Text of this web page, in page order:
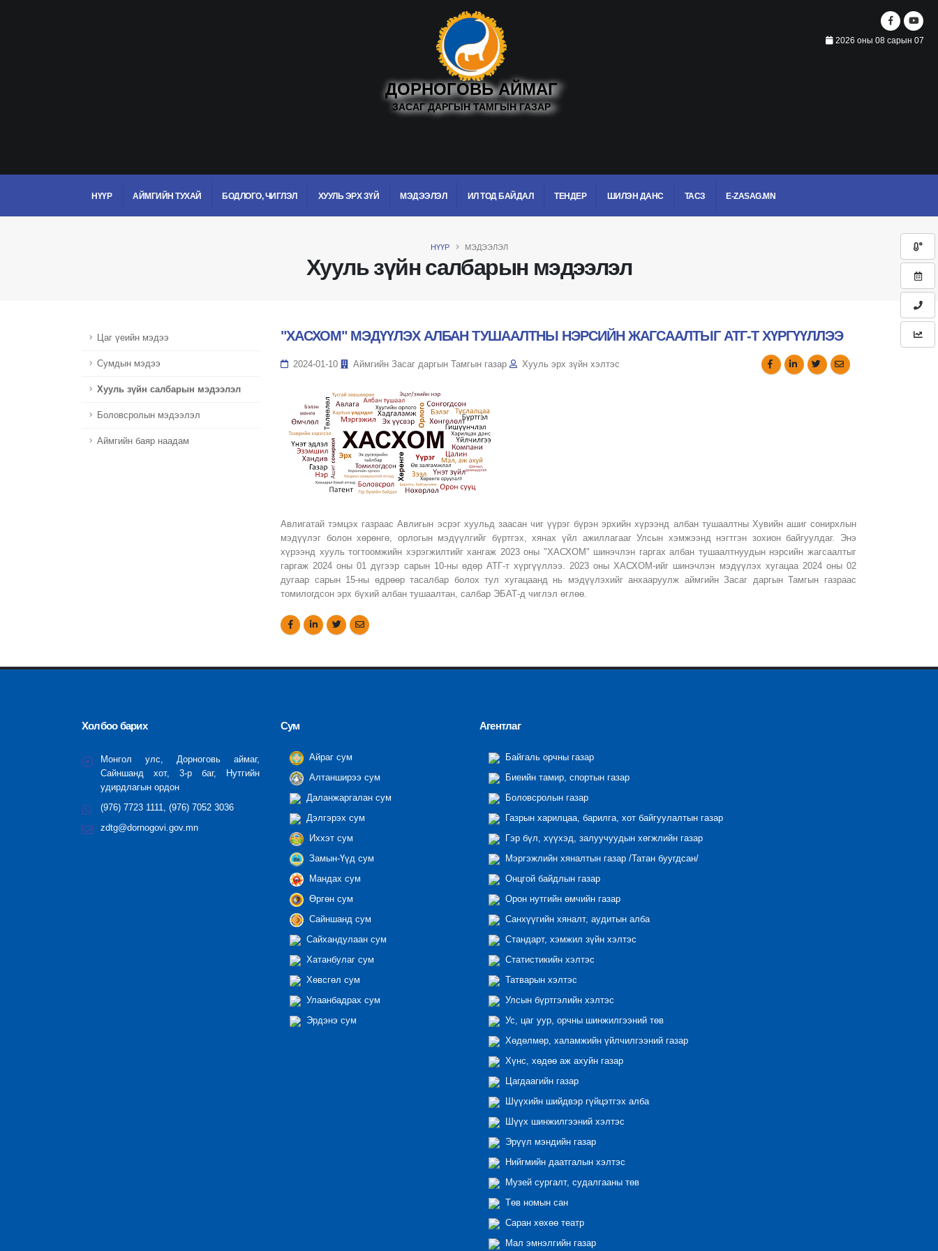
2026 оны 08 сарын 07
ДОРНОГОВЬ АЙМАГ
ЗАСАГ ДАРГЫН ТАМГЫН ГАЗАР
НҮҮР АЙМГИЙН ТУХАЙ БОДЛОГО, ЧИГЛЭЛ ХУУЛЬ ЭРХ ЗҮЙ МЭДЭЭЛЭЛ ИЛ ТОД БАЙДАЛ ТЕНДЕР ШИЛЭН ДАНС ТАСЗ E-ZASAG.MN
Хууль зүйн салбарын мэдээлэл
НҮҮР МЭДЭЭЛЭЛ
Цаг үеийн мэдээ
Сумдын мэдээ
Хууль зүйн салбарын мэдээлэл
Боловсролын мэдээлэл
Аймгийн баяр наадам
"ХАСХОМ" МЭДҮҮЛЭХ АЛБАН ТУШААЛТНЫ НЭРСИЙН ЖАГСААЛТЫГ АТГ-Т ХҮРГҮҮЛЛЭЭ
2024-01-10 Аймгийн Засаг даргын Тамгын газар Хууль эрх зүйн хэлтэс
Авлигатай тэмцэх газраас Авлигын эсрэг хуульд заасан чиг үүрэг бүрэн эрхийн хүрээнд албан тушаалтны Хувийн ашиг сонирхлын
мэдүүлэг болон хөрөнгө, орлогын мэдүүлгийг бүртгэх, хянах үйл ажиллагааг Улсын хэмжээнд нэгтгэн зохион байгуулдаг. Энэ
хүрээнд хууль тогтоомжийн хэрэгжилтийг хангаж 2023 оны "ХАСХОМ" шинэчлэн гаргах албан тушаалтнуудын нэрсийн жагсаалтыг
гаргаж 2024 оны 01 дүгээр сарын 10-ны өдөр АТГ-т хүргүүллээ. 2023 оны ХАСХОМ-ийг шинэчлэн мэдүүлэх хугацаа 2024 оны 02
дугаар сарын 15-ны өдрөөр тасалбар болох тул хугацаанд нь мэдүүлэхийг анхааруулж аймгийн Засаг даргын Тамгын газраас
томилогдсон эрх бүхий албан тушаалтан, салбар ЭБАТ-д чиглэл өглөө.
Холбоо барих
Монгол улс, Дорноговь аймаг,
Сайншанд хот, 3-р баг, Нутгийн
удирдлагын ордон
(976) 7723 1111, (976) 7052 3036
zdtg@dornogovi.gov.mn
Сум
Айраг сум
Алтанширээ сум
Даланжаргалан сум
Дэлгэрэх сум
Иххэт сум
Замын-Үүд сум
Мандах сум
Өргөн сум
Сайншанд сум
Сайхандулаан сум
Хатанбулаг сум
Хөвсгөл сум
Улаанбадрах сум
Эрдэнэ сум
Агентлаг
Байгаль орчны газар
Биеийн тамир, спортын газар
Боловсролын газар
Газрын харилцаа, барилга, хот байгуулалтын газар
Гэр бүл, хүүхэд, залуучуудын хөгжлийн газар
Мэргэжлийн хяналтын газар /Татан буугдсан/
Онцгой байдлын газар
Орон нутгийн өмчийн газар
Санхүүгийн хяналт, аудитын алба
Стандарт, хэмжил зүйн хэлтэс
Статистикийн хэлтэс
Татварын хэлтэс
Улсын бүртгэлийн хэлтэс
Ус, цаг уур, орчны шинжилгээний төв
Хөдөлмөр, халамжийн үйлчилгээний газар
Хүнс, хөдөө аж ахуйн газар
Цагдаагийн газар
Шүүхийн шийдвэр гүйцэтгэх алба
Шүүх шинжилгээний хэлтэс
Эрүүл мэндийн газар
Нийгмийн даатгалын хэлтэс
Музей сургалт, судалгааны төв
Төв номын сан
Саран хөхөө театр
Мал эмнэлгийн газар